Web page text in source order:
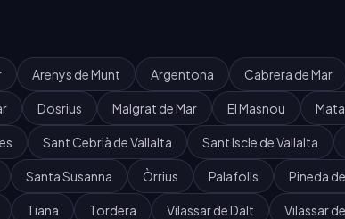
Arenys de Munt Argentona Cabrera de Mar
Dosrius Malgrat de Mar El Masnou
Sant Cebrià de Vallalta Sant Iscle de Vallalta
Santa Susanna Òrrius Palafolls Pineda
Tiana Tordera Vilassar de Dalt Vilassar